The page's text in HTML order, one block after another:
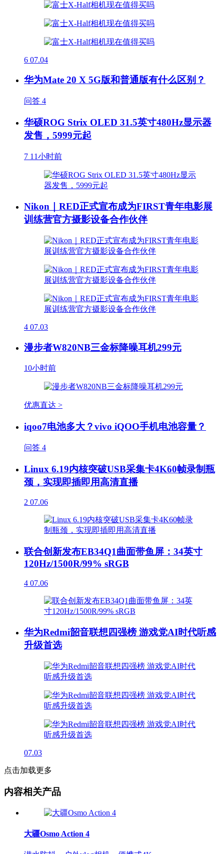
6 07.04
华为Mate 20 X 5G版和普通版有什么区别？
问答 4
华硕ROG Strix OLED 31.5英寸480Hz显示器
发售，5999元起
7 11小时前
Nikon｜RED正式宣布成为FIRST青年电影展
训练营官方摄影设备合作伙伴
4 07.03
漫步者W820NB三金标降噪耳机299元
10小时前
优惠直达 >
iqoo7电池多大？vivo iQOO手机电池容量？
问答 4
Linux 6.19内核突破USB采集卡4K60帧录制瓶
颈，实现即插即用高清直播
2 07.06
联合创新发布EB34Q1曲面带鱼屏：34英寸
120Hz/1500R/99% sRGB
4 07.06
华为Redmi韶音联想四强榜 游戏党AI时代听感
升级首选
07.03
点击加载更多
内容相关产品
大疆Osmo Action 4